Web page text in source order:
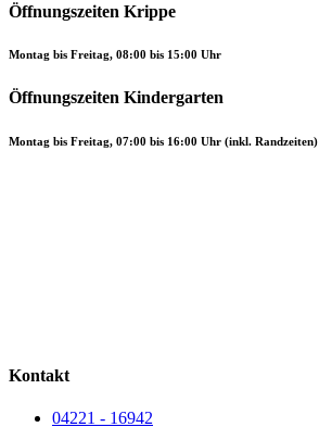
Öffnungszeiten Krippe
Montag bis Freitag, 08:00 bis 15:00 Uhr
Öffnungszeiten Kindergarten
Montag bis Freitag, 07:00 bis 16:00 Uhr (inkl. Randzeiten)
Kontakt
04221 - 16942